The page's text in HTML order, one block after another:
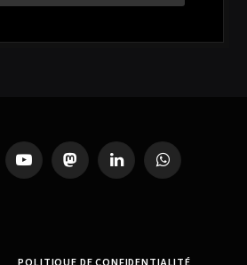
YouTube MastodonLinkedIn WhatsApp